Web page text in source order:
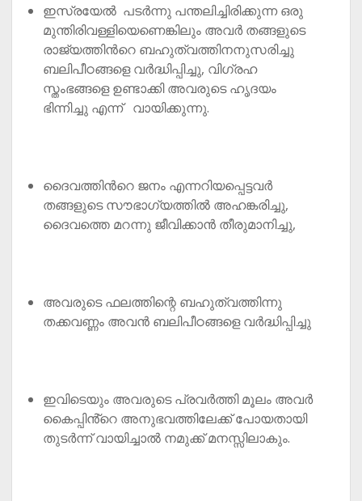
ഇസ്രയേൽ പടർന്നു പന്തലിച്ചിരിക്കുന്ന ഒരു
മുന്തിരിവള്ളിയെണെങ്കിലും അവർ തങ്ങളുടെ
രാജ്യത്തിൻറെ ബഹുത്വത്തിനനുസരിച്ചു
ബലിപീഠങ്ങളെ വർദ്ധിപ്പിച്ചു, വിഗ്രഹ
സ്തംഭങ്ങളെ ഉണ്ടാക്കി അവരുടെ ഹൃദയം
ഭിന്നിച്ചു എന്ന് വായിക്കുന്നു.
ദൈവത്തിൻറെ ജനം എന്നറിയപ്പെട്ടവർ
തങ്ങളുടെ സൗഭാഗ്യത്തിൽ അഹങ്കരിച്ചു,
ദൈവത്തെ മറന്നു ജീവിക്കാൻ തീരുമാനിച്ചു,
അവരുടെ ഫലത്തിന്റെ ബഹുത്വത്തിന്നു
തക്കവണ്ണം അവൻ ബലിപീഠങ്ങളെ വർദ്ധിപ്പിച്ചു
ഇവിടെയും അവരുടെ പ്രവർത്തി മൂലം അവർ
കൈപ്പിൻ്റെ അനുഭവത്തിലേക്ക് പോയതായി
തുടർന്ന് വായിച്ചാൽ നമുക്ക് മനസ്സിലാകും.